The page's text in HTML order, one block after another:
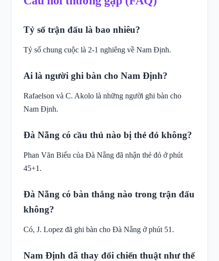
Tỷ số trận đấu là bao nhiêu?
Tỷ số chung cuộc là 2-1 nghiêng về Nam Định.
Ai là người ghi bàn cho Nam Định?
Rafaelson và C. Akolo là những người ghi bàn cho
Nam Định.
Đà Nẵng có cầu thủ nào bị thẻ đỏ không?
Phan Văn Biểu của Đà Nẵng đã nhận thẻ đỏ ở phút
45+1.
Đà Nẵng có bàn thắng nào trong trận đấu
không?
Có, J. Lopez đã ghi bàn cho Đà Nẵng ở phút 51.
Nam Định đã thay đổi chiến thuật như thế